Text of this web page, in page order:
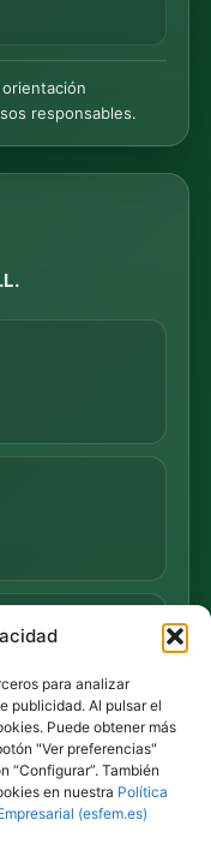
para analizar
publicidad. Al pulsar el
Puede obtener más
"Ver preferencias"
“Configurar”. También
en nuestra Política
(esfem.es)
responsables.